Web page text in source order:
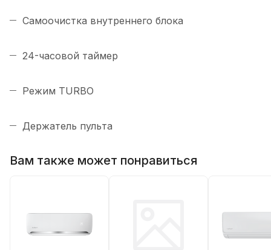
Самоочистка внутреннего блока
24-часовой таймер
Режим TURBO
Держатель пульта
Вам также может понравиться